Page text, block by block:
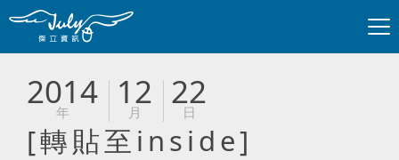
2014
年 12
月 22
日
[轉貼至inside]